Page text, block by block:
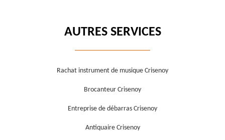
AUTRES SERVICES
Rachat instrument de musique Crisenoy
Brocanteur Crisenoy
Entreprise de débarras Crisenoy
Antiquaire Crisenoy